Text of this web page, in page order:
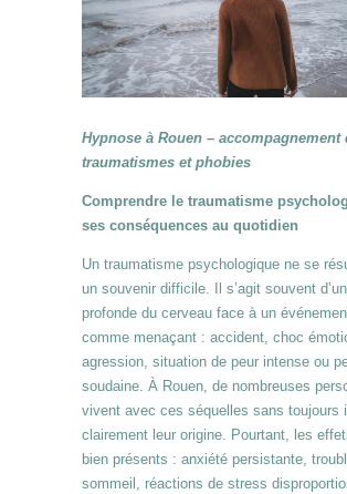
Hypnose à Rouen – accompagnement
traumatismes et phobies
Comprendre le traumatisme
ses conséquences au quotidien
Un traumatisme psychologique ne se
un souvenir difficile. Il s’agit souvent
profonde du cerveau face à un
comme menaçant : accident, choc
agression, situation de peur intense ou
soudaine. À Rouen, de nombreuses
vivent avec ces séquelles sans toujours
clairement leur origine. Pourtant, les
bien présents : anxiété persistante,
sommeil, réactions de stress